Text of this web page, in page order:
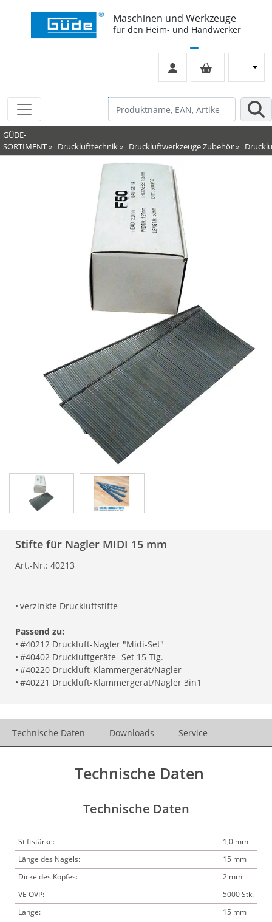
Maschinen und Werkzeuge
für den Heim- und Handwerker
GÜDE-
SORTIMENT» Drucklufttechnik» Druckluftwerkzeuge Zubehör»
Stifte für Nagler MIDI 15 mm
Art.-Nr.: 40213
• verzinkte Druckluftstifte
Passend zu:
• #40212 Druckluft-Nagler "Midi-Set"
• #40402 Druckluftgeräte- Set 15 Tlg.
• #40220 Druckluft-Klammergerät/Nagler
• #40221 Druckluft-Klammergerät/Nagler 3in1
Technische Daten Downloads Service
Technische Daten
Technische Daten
Stiftstärke:
1,0 mm
Länge des Nagels:
15 mm
Dicke des Kopfes:
2 mm
VE OVP:
5000 Stk.
Länge:
15 mm